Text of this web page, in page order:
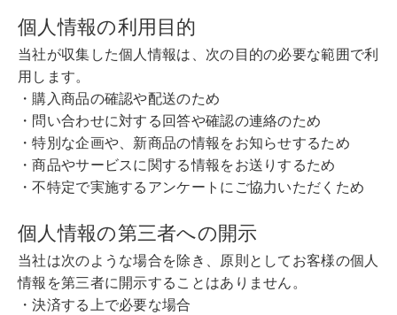
個人情報の利用目的
当社が収集した個人情報は、次の目的の必要な範囲で利
用します。
・購入商品の確認や配送のため
・問い合わせに対する回答や確認の連絡のため
・特別な企画や、新商品の情報をお知らせするため
・商品やサービスに関する情報をお送りするため
・不特定で実施するアンケートにご協力いただくため
個人情報の第三者への開示
当社は次のような場合を除き、原則としてお客様の個人
情報を第三者に開示することはありません。
・決済する上で必要な場合